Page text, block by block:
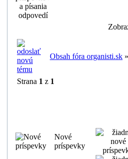
Obsah fóra organisti.sk
Strana 1 z 1
Nové
príspevky